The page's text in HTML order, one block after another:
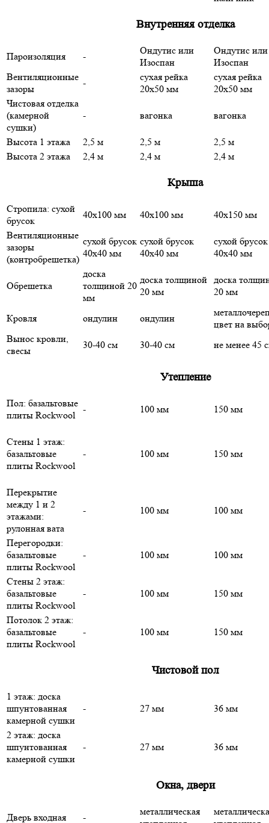
Внутренняя отделка
Пароизоляция -
Ондутис или
Изоспан
Ондутис или
Изоспан
Вентиляционные
зазоры
-
сухая рейка
20х50 мм
сухая рейка
20х50 мм
Чистовая отделка
(камерной
сушки)
- вагонка вагонка
Высота 1 этажа 2,5 м 2,5 м
2,5 м
Высота 2 этажа
2,4 м 2,4 м 2,4 м
Крыша
Стропила: сухой
брусок
40х100 мм 40х100 мм
40х150 мм
Вентиляционные
зазоры
(контробрешетка)
сухой брусок
40х40 мм
сухой брусок
40х40 мм
сухой брусок
40х40 мм
Обрешетка
доска
толщиной 20
мм
доска толщиной
20 мм
доска
20 мм
Кровля ондулин ондулин
цвет на
Вынос кровли,
свесы
30-40 см 30-40 см не менее 45
Утепление
Пол: базальтовые
плиты Rockwool
- 100 мм 150 мм
Стены 1 этаж:
базальтовые
плиты Rockwool
- 100 мм 150 мм
Перекрытие
между 1 и 2
этажами:
рулонная вата
- 100 мм 100 мм
Перегородки:
базальтовые
плиты Rockwool
- 100 мм 100 мм
Стены 2 этаж:
базальтовые
плиты Rockwool
- 100 мм 150 мм
Потолок 2 этаж:
базальтовые
плиты Rockwool
- 100 мм 150 мм
Чистовой пол
1 этаж: доска
шпунтованная
камерной сушки
- 27 мм 36 мм
2 этаж: доска
шпунтованная
камерной сушки
- 27 мм 36 мм
Окна, двери
Дверь входная -
металлическая